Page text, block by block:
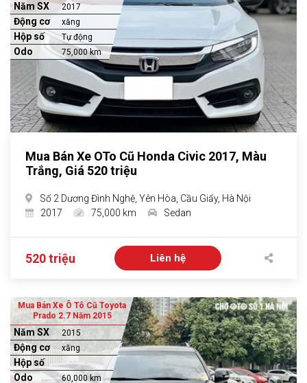
Năm SX 2017
Động cơ xăng
Hộp số Tự động
Odo 75,000 km
Mua Bán Xe OTo Cũ Honda Civic 2017, Màu
Trắng, Giá 520 triệu
Số 2 Dương Đình Nghệ, Yên Hòa, Cầu Giấy, Hà Nội
2017
75,000 km Sedan
520 triệu Liên hệ
Mua Bán Xe Ô Tô Cũ Toyota
Prado 2.7 Năm 2015
Năm SX 2015
Động cơ xăng
Hộp số
Odo
60,000 km